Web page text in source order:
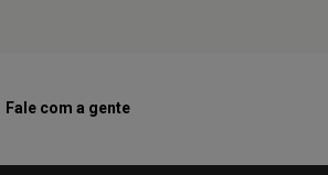
Fale com a gente